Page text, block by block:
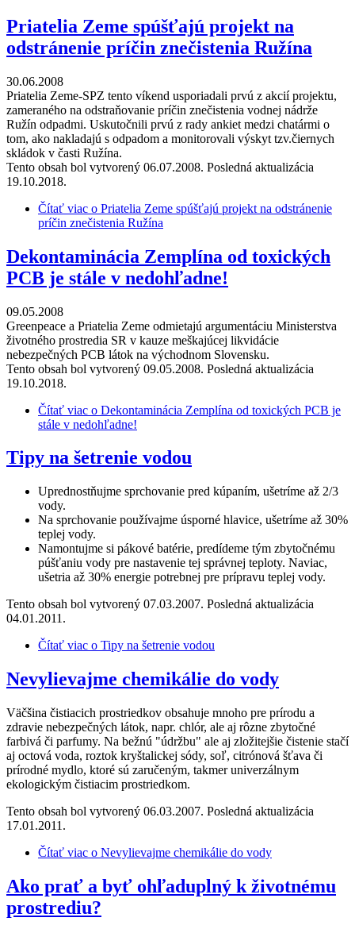
Priatelia Zeme spúšťajú projekt na
odstránenie príčin znečistenia Ružína
30.06.2008
Priatelia Zeme-SPZ tento víkend usporiadali prvú z akcií projektu,
zameraného na odstraňovanie príčin znečistenia vodnej nádrže
Ružín odpadmi. Uskutočnili prvú z rady ankiet medzi chatármi o
tom, ako nakladajú s odpadom a monitorovali výskyt tzv.čiernych
skládok v časti Ružína.
Tento obsah bol vytvorený 06.07.2008. Posledná aktualizácia
19.10.2018.
Čítať viac o Priatelia Zeme spúšťajú projekt na odstránenie
príčin znečistenia Ružína
Dekontaminácia Zemplína od toxických
PCB je stále v nedohľadne!
09.05.2008
Greenpeace a Priatelia Zeme odmietajú argumentáciu Ministerstva
životného prostredia SR v kauze meškajúcej likvidácie
nebezpečných PCB látok na východnom Slovensku.
Tento obsah bol vytvorený 09.05.2008. Posledná aktualizácia
19.10.2018.
Čítať viac o Dekontaminácia Zemplína od toxických PCB je
stále v nedohľadne!
Tipy na šetrenie vodou
Uprednostňujme sprchovanie pred kúpaním, ušetríme až 2/3
vody.
Na sprchovanie používajme úsporné hlavice, ušetríme až 30%
teplej vody.
Namontujme si pákové batérie, predídeme tým zbytočnému
púšťaniu vody pre nastavenie tej správnej teploty. Naviac,
ušetria až 30% energie potrebnej pre prípravu teplej vody.
Tento obsah bol vytvorený 07.03.2007. Posledná aktualizácia
04.01.2011.
Čítať viac o Tipy na šetrenie vodou
Nevylievajme chemikálie do vody
Väčšina čistiacich prostriedkov obsahuje mnoho pre prírodu a
zdravie nebezpečných látok, napr. chlór, ale aj rôzne zbytočné
farbivá či parfumy. Na bežnú "údržbu" ale aj zložitejšie čistenie stačí
aj octová voda, roztok kryštalickej sódy, soľ, citrónová šťava či
prírodné mydlo, ktoré sú zaručeným, takmer univerzálnym
ekologickým čistiacim prostriedkom.
Tento obsah bol vytvorený 06.03.2007. Posledná aktualizácia
17.01.2011.
Čítať viac o Nevylievajme chemikálie do vody
Ako prať a byť ohľaduplný k životnému
prostrediu?